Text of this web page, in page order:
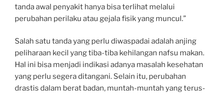
tanda awal penyakit hanya bisa terlihat melalui
perubahan perilaku atau gejala fisik yang muncul.”
Salah satu tanda yang perlu diwaspadai adalah anjing
peliharaan kecil yang tiba-tiba kehilangan nafsu makan.
Hal ini bisa menjadi indikasi adanya masalah kesehatan
yang perlu segera ditangani. Selain itu, perubahan
drastis dalam berat badan, muntah-muntah yang terus-